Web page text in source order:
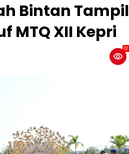
Bintan Tampil
MTQ XII Kepri
12